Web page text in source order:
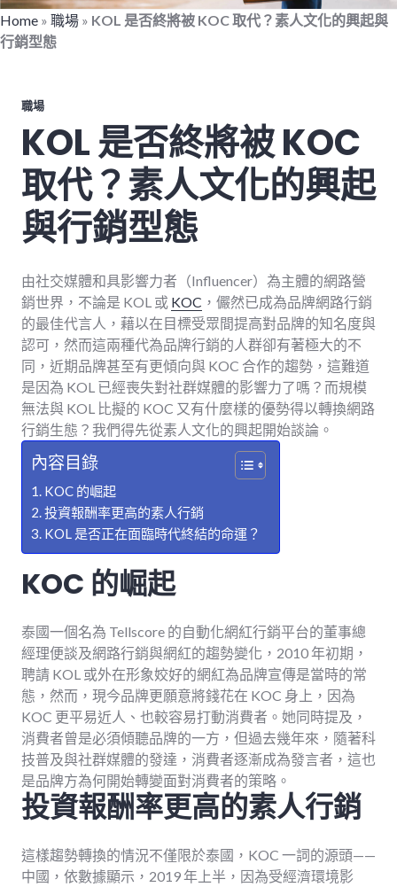
Home » 職場 » KOL 是否終將被 KOC 取代？素人文化的興起與
行銷型態
職場
KOL 是否終將被 KOC
取代？素人文化的興起
與行銷型態
由社交媒體和具影響力者（Influencer）為主體的網路營
銷世界，不論是 KOL 或 KOC ，儼然已成為品牌網路行銷
的最佳代言人，藉以在目標受眾間提高對品牌的知名度與
認可，然而這兩種代為品牌行銷的人群卻有著極大的不
同，近期品牌甚至有更傾向與 KOC 合作的趨勢，這難道
是因為 KOL 已經喪失對社群媒體的影響力了嗎？而規模
無法與 KOL 比擬的 KOC 又有什麼樣的優勢得以轉換網路
行銷生態？我們得先從素人文化的興起開始談論。
內容目錄
KOC 的崛起
投資報酬率更高的素人行銷
KOL 是否正在面臨時代終結的命運？
KOC 的崛起
泰國一個名為 Tellscore 的自動化網紅行銷平台的董事總
經理便談及網路行銷與網紅的趨勢變化，2010 年初期，
聘請 KOL 或外在形象姣好的網紅為品牌宣傳是當時的常
態，然而，現今品牌更願意將錢花在 KOC 身上，因為
KOC 更平易近人、也較容易打動消費者。她同時提及，
消費者曾是必須傾聽品牌的一方，但過去幾年來，隨著科
技普及與社群媒體的發達，消費者逐漸成為發言者，這也
是品牌方為何開始轉變面對消費者的策略。
投資報酬率更高的素人行銷
這樣趨勢轉換的情況不僅限於泰國，KOC 一詞的源頭——
中國，依數據顯示，2019 年上半，因為受經濟環境影